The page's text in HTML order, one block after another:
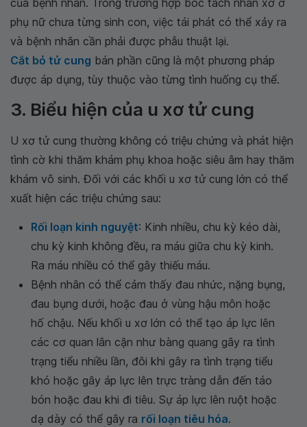
phụ nữ chưa từng sinh con, việc tái phát có thể xảy ra
và bệnh nhân cần phải được phẫu thuật lại.
Cắt bỏ tử cung bán phần cũng là một phương pháp
được áp dụng, tùy thuộc vào từng tình huống cụ thể.
3. Biểu hiện của u xơ tử cung
U xơ tử cung thường không có triệu chứng và phát hiện
tình cờ khi thăm khám phụ khoa hoặc siêu âm hay thăm
khám vô sinh. Đối với các khối u xơ tử cung lớn có thể
xuất hiện các triệu chứng sau:
Rối loạn kinh nguyệt: Kinh nhiều, chu kỳ kéo dài,
chu kỳ kinh không đều, ra máu giữa chu kỳ kinh.
Ra máu nhiều có thể gây thiếu máu.
Bệnh nhân có thể cảm thấy đau nhức, nặng bụng,
đau bụng dưới, hoặc đau ở vùng hậu môn hoặc
hố chậu. Nếu khối u xơ lớn có thể tạo áp lực lên
các cơ quan lân cận như bàng quang gây ra tình
trạng tiểu nhiều lần, đôi khi gây ra tình trạng tiểu
khó hoặc gây áp lực lên trực tràng dẫn đến táo
bón hoặc đau khi đi tiêu. Sự áp lực lên ruột hoặc
dạ dày có thể gây ra rối loạn tiêu hóa.